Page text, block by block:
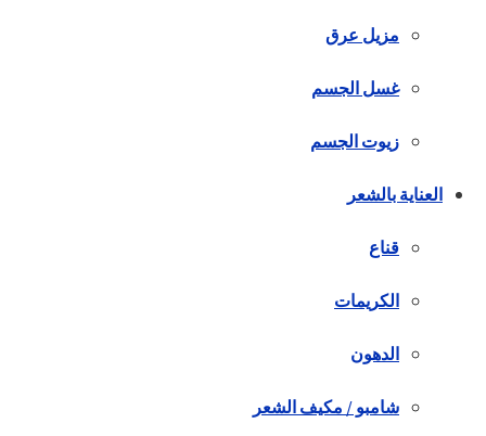
مزيل عرق
غسل الجسم
زيوت الجسم
العناية بالشعر
قناع
الكريمات
الدهون
شامبو / مكيف الشعر